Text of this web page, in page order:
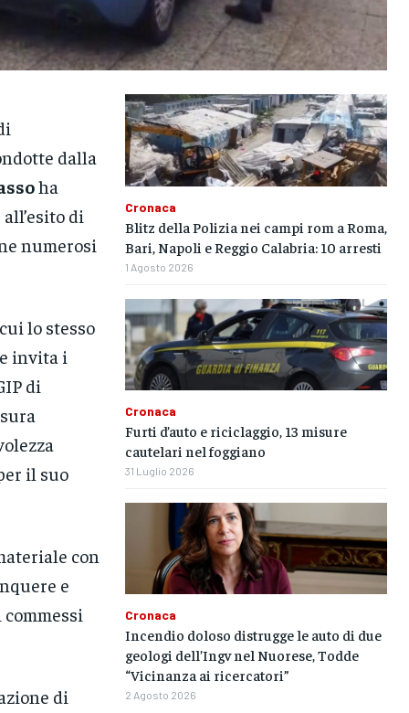
dalla
ha
di
numerosi
lo stesso
invita i
di
il suo
con
e
di
Cronaca
Blitz della Polizia nei campi rom a Roma,
Bari, Napoli e Reggio Calabria: 10 arresti
1 Agosto 2026
Cronaca
Furti d’auto e riciclaggio, 13 misure
cautelari nel foggiano
31 Luglio 2026
Cronaca
Incendio doloso distrugge le auto di due
geologi dell’Ingv nel Nuorese, Todde
“Vicinanza ai ricercatori”
2 Agosto 2026